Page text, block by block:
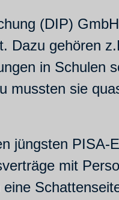
(DIP)
Dazu gehören
in Schulen
sie
jüngsten PISA-
mit